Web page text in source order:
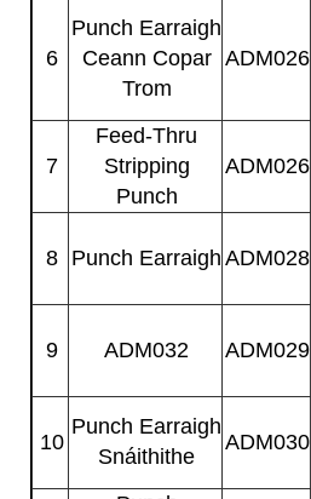
6
Punch Earraigh
Ceann Copar
Trom
ADM026
7
Feed-Thru
Stripping
Punch
ADM026
8 Punch Earraigh ADM028
9 ADM032 ADM029
10
Punch Earraigh
Snáithithe
ADM030